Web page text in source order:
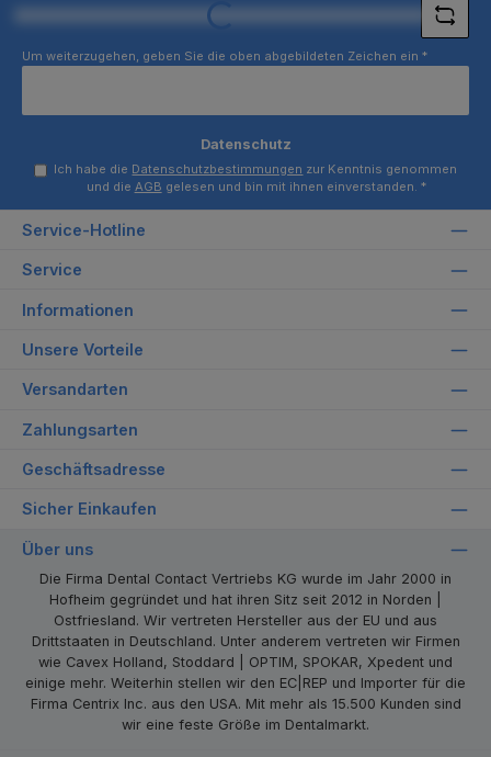
Loading...
Um weiterzugehen, geben Sie die oben abgebildeten Zeichen ein *
Datenschutz
Ich habe die Datenschutzbestimmungen zur Kenntnis genommen
und die AGB gelesen und bin mit ihnen einverstanden. *
Service-Hotline
Service
Informationen
Unsere Vorteile
Versandarten
Zahlungsarten
Geschäftsadresse
Sicher Einkaufen
Über uns
Die Firma Dental Contact Vertriebs KG wurde im Jahr 2000 in
Hofheim gegründet und hat ihren Sitz seit 2012 in Norden |
Ostfriesland. Wir vertreten Hersteller aus der EU und aus
Drittstaaten in Deutschland. Unter anderem vertreten wir Firmen
wie Cavex Holland, Stoddard | OPTIM, SPOKAR, Xpedent und
einige mehr. Weiterhin stellen wir den EC|REP und Importer für die
Firma Centrix Inc. aus den USA. Mit mehr als 15.500 Kunden sind
wir eine feste Größe im Dentalmarkt.